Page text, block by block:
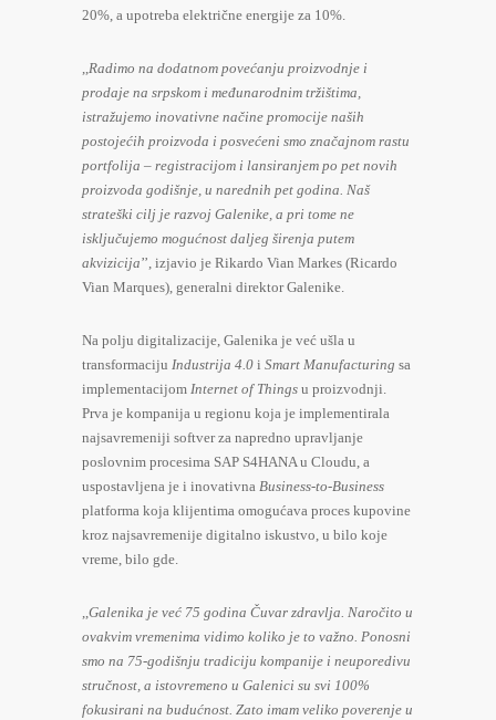
20%, a upotreba električne energije za 10%.
Radimo na dodatnom povećanju proizvodnje i
prodaje na srpskom i međunarodnim tržištima,
istražujemo inovativne načine promocije naših
postojećih proizvoda i posvećeni smo značajnom rastu
portfolija – registracijom i lansiranjem po pet novih
proizvoda godišnje, u narednih pet godina. Naš
strateški cilj je razvoj Galenike, a pri tome ne
isključujemo mogućnost daljeg širenja putem
akvizicija’’, izjavio je Rikardo Vian Markes (Ricardo
Vian Marques), generalni direktor Galenike.
Na polju digitalizacije, Galenika je već ušla u
transformaciju Industrija 4.0 i Smart Manufacturing sa
implementacijom Internet of Things u proizvodnji.
Prva je kompanija u regionu koja je implementirala
najsavremeniji softver za napredno upravljanje
poslovnim procesima SAP S4HANA u Cloudu, a
uspostavljena je i inovativna Business-to-Business
platforma koja klijentima omogućava proces kupovine
kroz najsavremenije digitalno iskustvo, u bilo koje
vreme, bilo gde.
Galenika je već 75 godina Čuvar zdravlja. Naročito u
ovakvim vremenima vidimo koliko je to važno. Ponosni
smo na 75-godišnju tradiciju kompanije i neuporedivu
stručnost, a istovremeno u Galenici su svi 100%
fokusirani na budućnost. Zato imam veliko poverenje u